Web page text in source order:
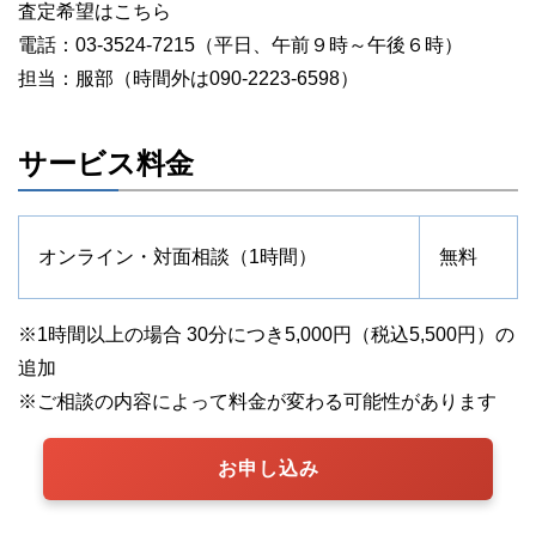
査定希望はこちら
電話：03-3524-7215（平日、午前９時～午後６時）
担当：服部（時間外は090-2223-6598）
サービス料金
オンライン・対面相談（1時間） 無料
※1時間以上の場合 30分につき5,000円（税込5,500円）の
追加
※ご相談の内容によって料金が変わる可能性があります
お申し込み